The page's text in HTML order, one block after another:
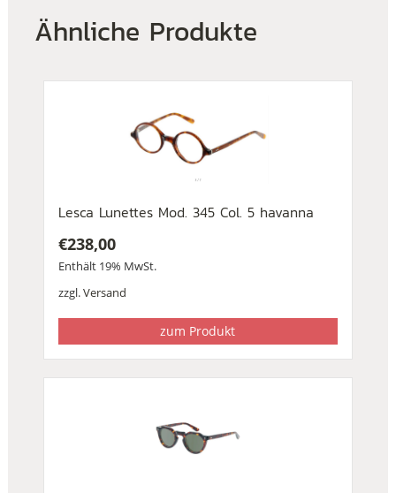
Ähnliche Produkte
Lesca Lunettes Mod. 345 Col. 5 havanna
€238,00
Enthält 19% MwSt.
zzgl.Versand
zum Produkt